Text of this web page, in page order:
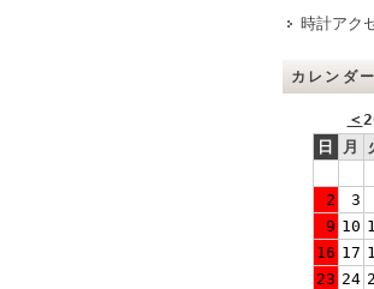
時計アク
カレンダー
＜
日
月
2
3
9 10
16 17
23 24